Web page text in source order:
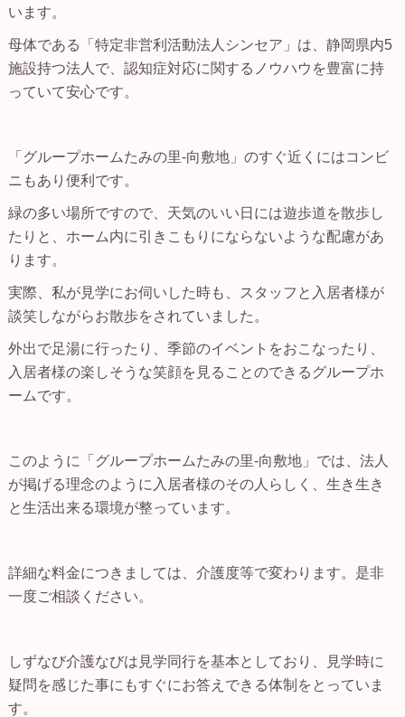
います。
母体である「特定非営利活動法人シンセア」は、静岡県内5
施設持つ法人で、認知症対応に関するノウハウを豊富に持
っていて安心です。
「グループホームたみの里-向敷地」のすぐ近くにはコンビ
ニもあり便利です。
緑の多い場所ですので、天気のいい日には遊歩道を散歩し
たりと、ホーム内に引きこもりにならないような配慮があ
ります。
実際、私が見学にお伺いした時も、スタッフと入居者様が
談笑しながらお散歩をされていました。
外出で足湯に行ったり、季節のイベントをおこなったり、
入居者様の楽しそうな笑顔を見ることのできるグループホ
ームです。
このように「グループホームたみの里-向敷地」では、法人
が掲げる理念のように入居者様のその人らしく、生き生き
と生活出来る環境が整っています。
詳細な料金につきましては、介護度等で変わります。是非
一度ご相談ください。
しずなび介護なびは見学同行を基本としており、見学時に
疑問を感じた事にもすぐにお答えできる体制をとっていま
す。